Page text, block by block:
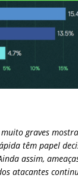
graves
têm papel
assim,
atacantes